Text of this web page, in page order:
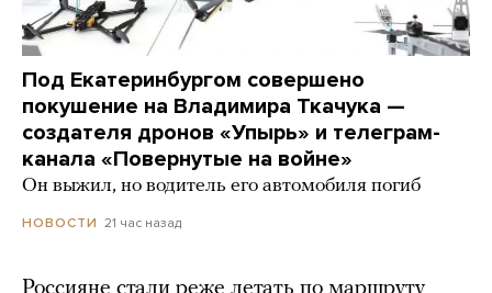
Под Екатеринбургом совершено
покушение на Владимира Ткачука —
создателя дронов «Упырь» и телеграм-
канала «Повернутые на войне»
Он выжил, но водитель его автомобиля погиб
НОВОСТИ 21 час назад